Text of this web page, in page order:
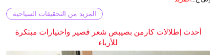
المزيد من التحقيقات السياحية
أحدث إطلالات كارمن بصيبص شعر قصير واختيارات مبتكرة
للأزياء